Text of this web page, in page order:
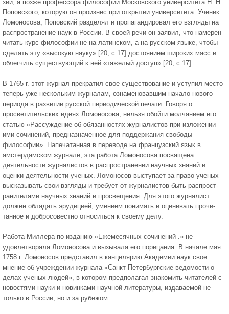
зии, а позже профессора философии Московского университета Н. Н.
Поповского, которую он произнес при открытии университе­та. Ученик
Ломоносова, Поповский разделял и пропагандировал его взгляды на
распространение наук в России. В своей речи он зая­вил, что намерен
читать курс философии не на латинском, а на рус­ском языке, чтобы
сделать эту «высокую науку» [20, c.17] достоянием широких масс и
облегчить существующий к ней «тяжелый доступ» [20, c.17].
В 1765 г. этот журнал прекратил свое существование и усту­пил место
теперь уже нескольким журналам, ознаменовавшим нача­ло нового
периода в развитии русской периодической печати. Говоря о
просветительских идеях Ломоносова, нельзя обойти молчанием его
статью «Рассуждение об обязанностях журналистов при изложении
ими сочинений, предназначенное для поддержания свободы
философии». Напечатанная в переводе на французский язык в
амстердамском журнале, эта работа Ломоносова посвящена
деятельности журналистов в распространении научных знаний и
оценки деятельности ученых. Ломоносов выступает за право ученых
высказывать свои взгляды и требует от журналистов быть распрост­
ранителями научных знаний и просвещения. Для этого журналист
должен обладать эрудицией, умением понимать и оценивать прочи­
танное и добросовестно относиться к своему делу.
Работа Миллера по изданию «Ежемесячных сочинений .» не
удовлетворяла Ломоносова и вызывала его порицания. В начале мая
1758 г. Ломоносов представил в канцелярию Академии наук свое
мнение об учреждении журнала «Санкт-Петербургские ведомости о
делах ученых людей», в котором предполагал знакомить читателей с
новостями науки и новинками научной литературы, издаваемой не
только в России, но и за рубежом.